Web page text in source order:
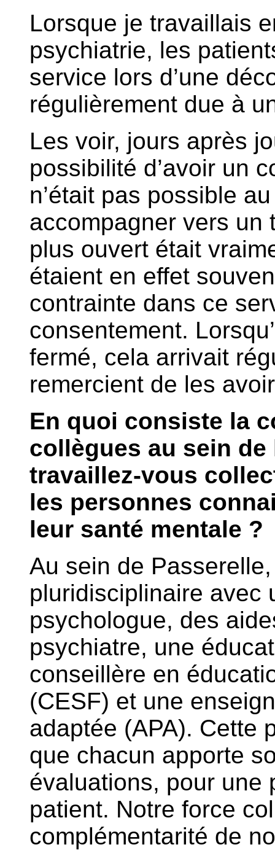
Lorsque je travaillais
psychiatrie, les
service lors d’une
régulièrement due à
Les voir, jours après
possibilité d’avoir un
n’était pas possible
accompagner vers un
plus ouvert était
étaient en effet
contrainte dans ce
consentement.
fermé, cela arrivait
remercient de les
En quoi consiste la
collègues au sein
travaillez-vous
les personnes
leur santé mentale ?
Au sein de
pluridisciplinaire avec
psychologue, des
psychiatre, une
conseillère en
(CESF) et une
adaptée (APA). Cette
que chacun apporte
évaluations, pour une
patient. Notre force
complémentarité de